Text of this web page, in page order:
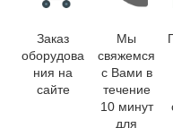
Заказ
оборудова
ния на
сайте
Мы
свяжемся
с Вами в
течение
10 минут
для